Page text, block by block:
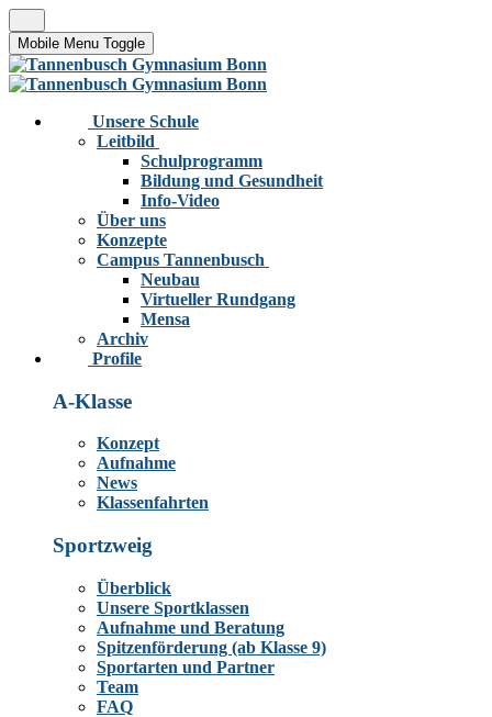
Mobile Menu Toggle
Unsere Schule
Leitbild
Schulprogramm
Bildung und Gesundheit
Info-Video
Über uns
Konzepte
Campus Tannenbusch
Neubau
Virtueller Rundgang
Mensa
Archiv
Profile
A-Klasse
Konzept
Aufnahme
News
Klassenfahrten
Sportzweig
Überblick
Unsere Sportklassen
Aufnahme und Beratung
Spitzenförderung (ab Klasse 9)
Sportarten und Partner
Team
FAQ